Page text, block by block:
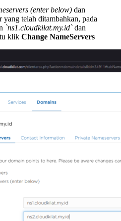
(enter below) dan
yang telah ditambahkan, pada
`ns1.cloudkilat.my.id`dan
klik Change NameServers